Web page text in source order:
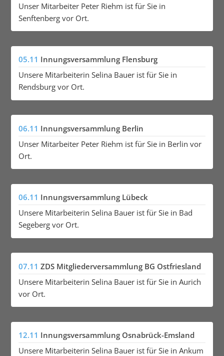
Unser Mitarbeiter Peter Riehm ist für Sie in
Senftenberg vor Ort.
05.11 Innungsversammlung Flensburg
Unsere Mitarbeiterin Selina Bauer ist für Sie in
Rendsburg vor Ort.
06.11 Innungsversammlung Berlin
Unser Mitarbeiter Peter Riehm ist für Sie in Berlin vor
Ort.
06.11 Innungsversammlung Lübeck
Unsere Mitarbeiterin Selina Bauer ist für Sie in Bad
Segeberg vor Ort.
07.11 ZDS Mitgliederversammlung BG Ostfriesland
Unsere Mitarbeiterin Selina Bauer ist für Sie in Aurich
vor Ort.
12.11 Innungsversammlung Osnabrück-Emsland
Unsere Mitarbeiterin Selina Bauer ist für Sie in Ankum